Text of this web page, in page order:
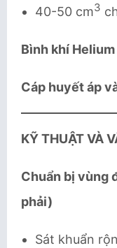
40-50 cm3
Bình khí
Cáp huyết áp
KỸ THUẬT VÀ
Chuẩn bị vùng
phải)
Sát khuẩn